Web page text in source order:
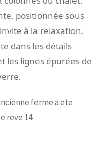
positionnée sous
à la relaxation.
dans les détails
les lignes épurées de